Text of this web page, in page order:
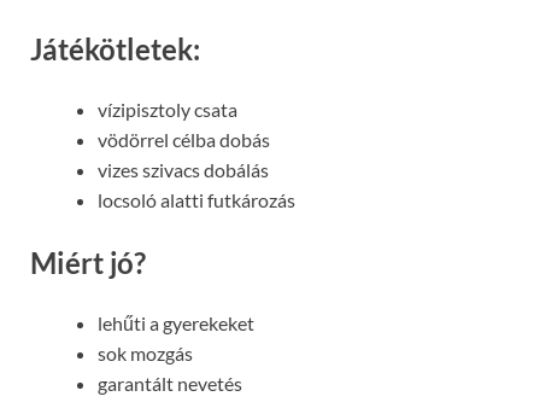
Játékötletek:
vízipisztoly csata
vödörrel célba dobás
vizes szivacs dobálás
locsoló alatti futkározás
Miért jó?
lehűti a gyerekeket
sok mozgás
garantált nevetés